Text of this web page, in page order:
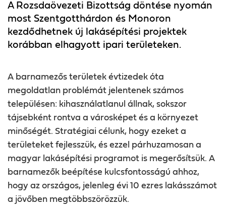
A Rozsdaövezeti Bizottság döntése nyomán
most Szentgotthárdon és Monoron
kezdődhetnek új lakásépítési projektek
korábban elhagyott ipari területeken.
A barnamezős területek évtizedek óta
megoldatlan problémát jelentenek számos
településen: kihasználatlanul állnak, sokszor
tájsebként rontva a városképet és a környezet
minőségét. Stratégiai célunk, hogy ezeket a
területeket fejlesszük, és ezzel párhuzamosan a
magyar lakásépítési programot is megerősítsük. A
barnamezők beépítése kulcsfontosságú ahhoz,
hogy az országos, jelenleg évi 10 ezres lakásszámot
a jövőben megtöbbszörözzük.